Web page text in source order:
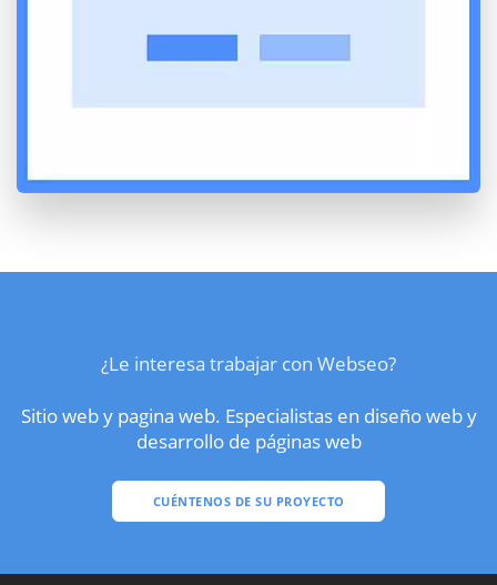
¿Le interesa trabajar con Webseo?
Sitio web y pagina web. Especialistas en diseño web y
desarrollo de páginas web
CUÉNTENOS DE SU PROYECTO